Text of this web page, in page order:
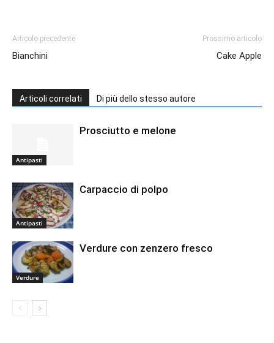
Articolo precedente
Bianchini
Prossimo articolo
Cake Apple
Articoli correlati Di più dello stesso autore
Antipasti
Prosciutto e melone
Antipasti
Carpaccio di polpo
Verdure
Verdure con zenzero fresco